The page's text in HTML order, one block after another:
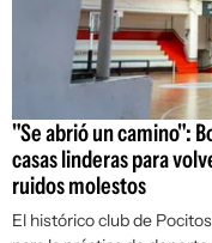
"Se abrió un camino":
casas linderas para
ruidos molestos
El histórico club de